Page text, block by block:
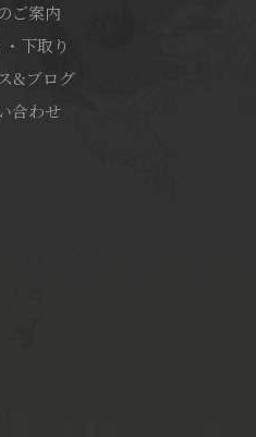
ご案内
下取り
&ブログ
合わせ